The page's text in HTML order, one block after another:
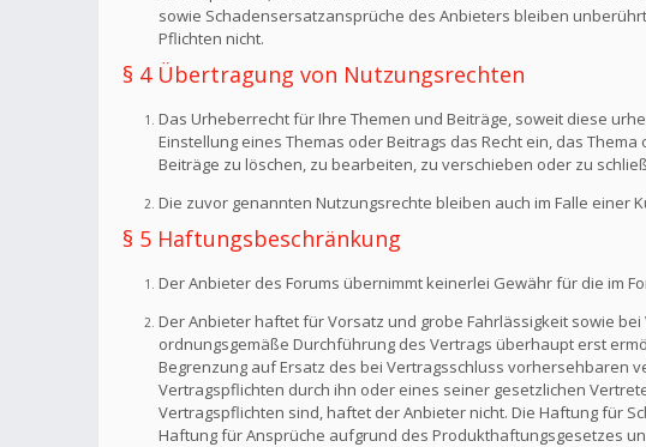
sowie Schadensersatzansprüche des Anbieters bleiben
Pflichten nicht.
§ 4 Übertragung von Nutzungsrechten
Das Urheberrecht für Ihre Themen und Beiträge, soweit diese
Einstellung eines Themas oder Beitrags das Recht ein, das
Beiträge zu löschen, zu bearbeiten, zu verschieben oder zu
Die zuvor genannten Nutzungsrechte bleiben auch im Falle einer
§ 5 Haftungsbeschränkung
Der Anbieter des Forums übernimmt keinerlei Gewähr für die im
Der Anbieter haftet für Vorsatz und grobe Fahrlässigkeit sowie
ordnungsgemäße Durchführung des Vertrags überhaupt erst
Begrenzung auf Ersatz des bei Vertragsschluss vorhersehbaren
Vertragspflichten durch ihn oder eines seiner gesetzlichen
Vertragspflichten sind, haftet der Anbieter nicht. Die Haftung für
Haftung für Ansprüche aufgrund des Produkthaftungsgesetzes